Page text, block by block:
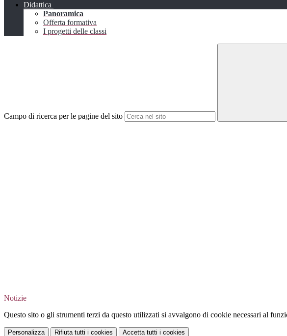
Didattica
Panoramica
Offerta formativa
I progetti delle classi
Campo di ricerca per le pagine del sito
Notizie
Questo sito o gli strumenti terzi da questo utilizzati si avvalgono di cookie necessari al
Personalizza Rifiuta tutti i cookies Accetta tutti i cookies